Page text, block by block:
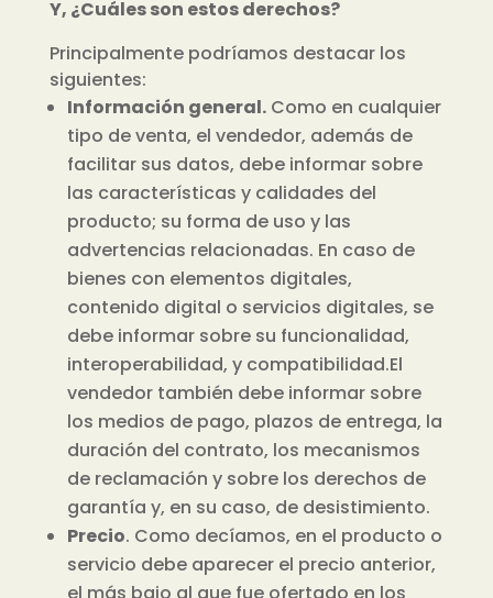
Y, ¿Cuáles son estos derechos?
Principalmente podríamos destacar los
siguientes:
Información general.Como en cualquier
tipo de venta, el vendedor, además de
facilitar sus datos, debe informar sobre
las características y calidades del
producto; su forma de uso y las
advertencias relacionadas. En caso de
bienes con elementos digitales,
contenido digital o servicios digitales, se
debe informar sobre su funcionalidad,
interoperabilidad, y compatibilidad.El
vendedor también debe informar sobre
los medios de pago, plazos de entrega, la
duración del contrato, los mecanismos
de reclamación y sobre los derechos de
garantía y, en su caso, de desistimiento.
Precio. Como decíamos, en el producto o
servicio debe aparecer el precio anterior,
el más bajo al que fue ofertado en los